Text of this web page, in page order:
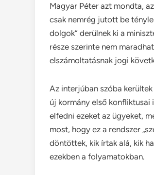
Magyar Péter azt mondta,
csak nemrég jutott be
dolgok” derülnek ki a
része szerinte nem
elszámoltatásnak jogi
Az interjúban szóba
új kormány első konfliktusai
elfedni ezeket az ügyeket,
most, hogy ez a rendszer
döntöttek, kik írtak alá, kik
ezekben a folyamatokban.